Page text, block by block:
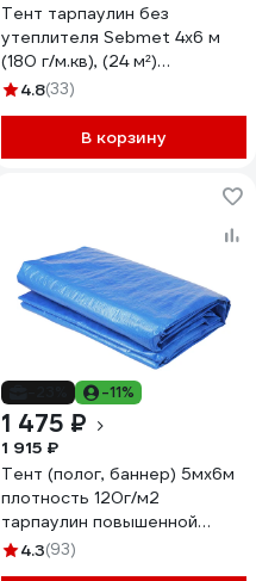
Тент тарпаулин без
утеплителя Sebmet 4x6 м
(180 г/м.кв), (24 м²)
TD079018046Т
4.8(33)
В корзину
-11%
1 475 ₽
1 915 ₽
Тент (полог, баннер) 5мх6м
плотность 120г/м2
тарпаулин повышенной
плотности строительный,
4.3(93)